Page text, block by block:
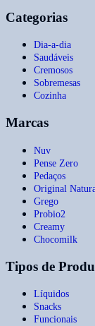
Categorias
Dia-a-dia
Saudáveis
Cremosos
Sobremesas
Cozinha
Marcas
Nuv
Pense Zero
Pedaços
Original
Grego
Probio2
Creamy
Chocomilk
Tipos de
Líquidos
Snacks
Funcionais